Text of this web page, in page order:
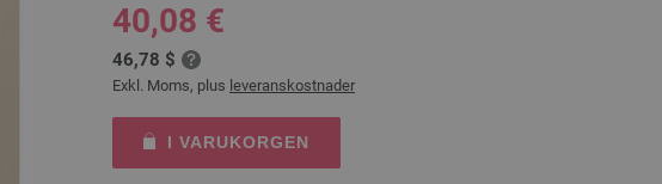
40,08 €
46,78 $
Exkl. Moms, plus leveranskostnader
I VARUKORGEN